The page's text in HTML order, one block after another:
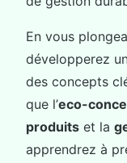
En vous
développerez
des concepts
que l’eco-
produits et la
apprendrez à